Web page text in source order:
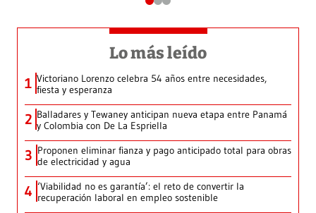
Lo más leído
1 Victoriano Lorenzo celebra 54 años entre necesidades,
fiesta y esperanza
2 Balladares y Tewaney anticipan nueva etapa entre Panamá
y Colombia con De La Espriella
3 Proponen eliminar fianza y pago anticipado total para obras
de electricidad y agua
4 ‘Viabilidad no es garantía’: el reto de convertir la
recuperación laboral en empleo sostenible